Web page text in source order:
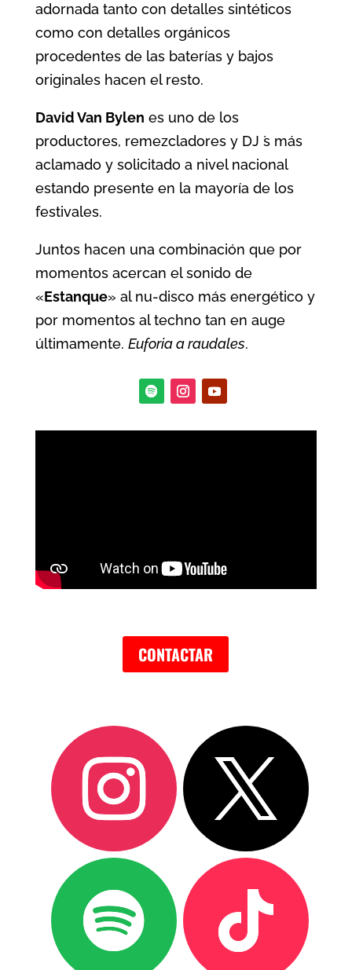
adornada tanto con detalles sintéticos
como con detalles orgánicos
procedentes de las baterías y bajos
originales hacen el resto.
David Van Bylen es uno de los
productores, remezcladores y DJ ́s más
aclamado y solicitado a nivel nacional
estando presente en la mayoría de los
festivales.
Juntos hacen una combinación que por
momentos acercan el sonido de
«Estanque» al nu-disco más energético y
por momentos al techno tan en auge
últimamente. Euforia a raudales.
CONTACTAR